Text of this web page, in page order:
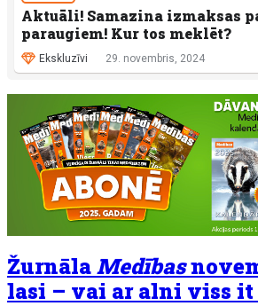
Aktuāli! Samazina izmaksas
paraugiem! Kur tos meklēt?
Ekskluzīvi 29. novembris, 2024
ŽurnālaMedības
lasi – vai ar alni viss